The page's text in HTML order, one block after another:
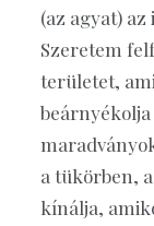
(az agyat)
Szeretem
területet,
a tükörben,
kínálja,